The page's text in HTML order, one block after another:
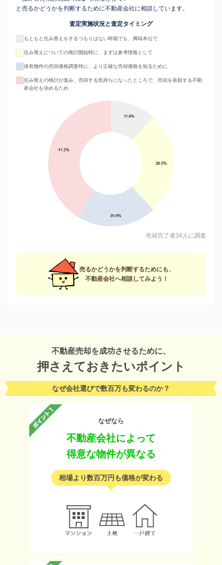
と売るかどうかを判断するために不動産会社に相談しています。
査定実施状況と査定タイミング
もともと住み替えをするつもりはない時期でも、興味本位で
住み替えについての検討開始時に、まずは参考情報として
保有物件の売却価格調査時に、より正確な売却価格を知るために
住み替えの検討が進み、売却する気持ちになったところで、売却を依頼する不動
産会社を決めるため
売却完了者34人に調査
売るかどうかを判断するためにも、
不動産会社へ相談してみよう！
不動産売却を成功させるために、
押さえておきたいポイント
なぜ会社選びで数百万も変わるのか？
なぜなら
不動産会社によって
得意な物件が異なる
相場より数百万円も価格が変わる